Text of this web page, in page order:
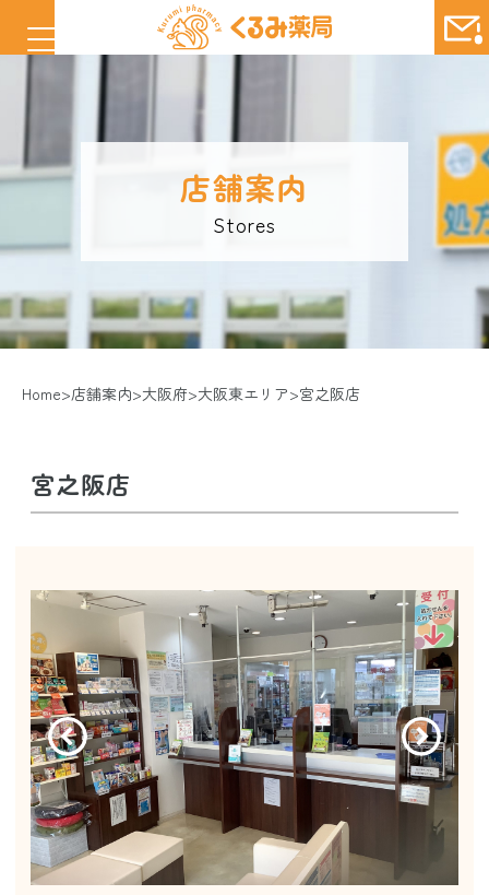
店舗案内
Stores
Home 店舗案内 大阪府 大阪東エリア 宮之阪店
宮之阪店